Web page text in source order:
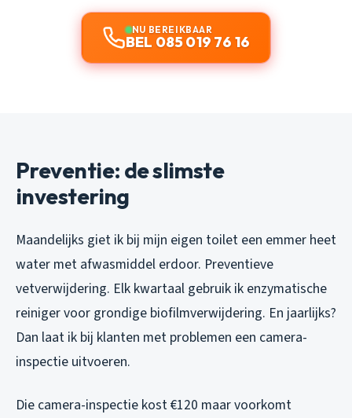
NU BEREIKBAAR
BEL 085 019 76 16
Preventie: de slimste
investering
Maandelijks giet ik bij mijn eigen toilet een emmer heet
water met afwasmiddel erdoor. Preventieve
vetverwijdering. Elk kwartaal gebruik ik enzymatische
reiniger voor grondige biofilmverwijdering. En jaarlijks?
Dan laat ik bij klanten met problemen een camera-
inspectie uitvoeren.
Die camera-inspectie kost €120 maar voorkomt